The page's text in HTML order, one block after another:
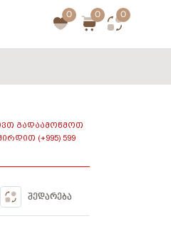
0 0 0
ᲒᲐᲓᲐᲐᲛᲝᲬᲛᲝᲗ
(+995) 599
ᲨᲔᲓᲐᲠᲔᲑᲐ